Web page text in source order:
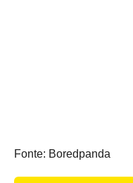
Fonte: Boredpanda